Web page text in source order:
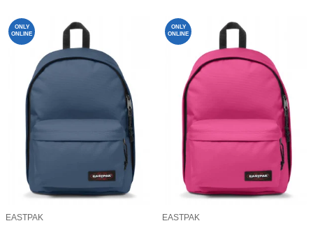
ONLY
ONLINE
EASTPAK
ONLY
ONLINE
EASTPAK